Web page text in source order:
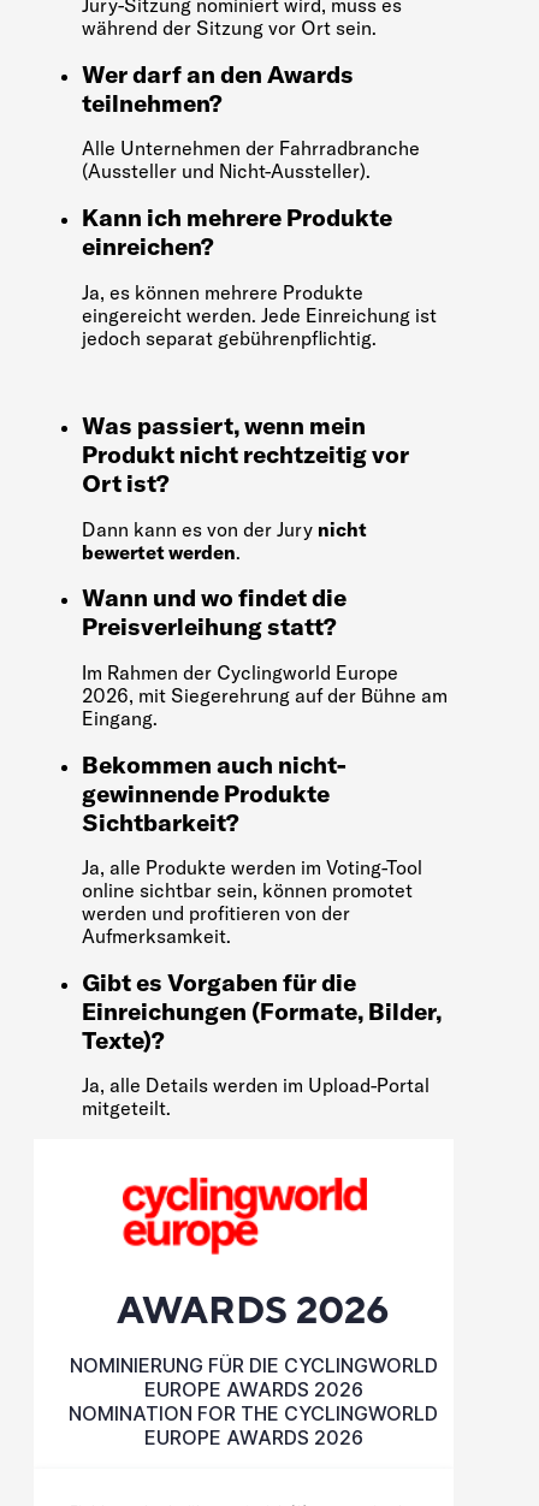
Jury-Sitzung nominiert wird, muss es
während der Sitzung vor Ort sein.
Wer darf an den Awards
teilnehmen?
Alle Unternehmen der Fahrradbranche
(Aussteller und Nicht-Aussteller).
Kann ich mehrere Produkte
einreichen?
Ja, es können mehrere Produkte
eingereicht werden. Jede Einreichung ist
jedoch separat gebührenpflichtig.
Was passiert, wenn mein
Produkt nicht rechtzeitig vor
Ort ist?
Dann kann es von der Jury nicht
bewertet werden.
Wann und wo findet die
Preisverleihung statt?
Im Rahmen der Cyclingworld Europe
2026, mit Siegerehrung auf der Bühne am
Eingang.
Bekommen auch nicht-
gewinnende Produkte
Sichtbarkeit?
Ja, alle Produkte werden im Voting-Tool
online sichtbar sein, können promotet
werden und profitieren von der
Aufmerksamkeit.
Gibt es Vorgaben für die
Einreichungen (Formate, Bilder,
Texte)?
Ja, alle Details werden im Upload-Portal
mitgeteilt.